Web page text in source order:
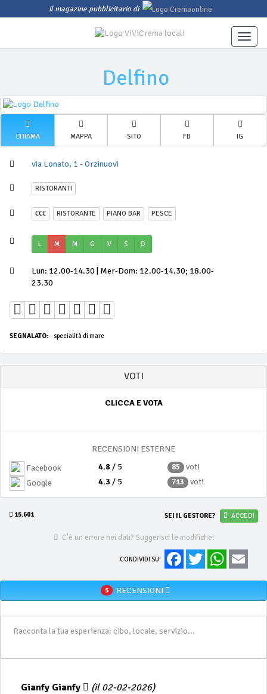
il magazine pubblicitario di
Toggle
Delfino
CHIAMA MAPPA SITO FB IG
via Lonato, 1 - Orzinuovi
RISTORANTI
€€€ RISTORANTE PIANO BAR PESCE
L M M G V S D
Lun: 12.00-14.30 | Mer-Dom: 12.00-14.30; 18.00-
23.30
SEGNALATO: specialità di mare
VOTI
CLICCA E VOTA
RECENSIONI ESTERNE
Facebook
4.8 / 5 85
voti
Google
4.3 / 5 713 voti
15.601 SEI IL GESTORE? ACCEDI
C'è un errore nei dati? Suggerisci le modifiche!
CONDIVIDI SU:
FacebookTwitter WhatsApp
5 RECENSIONI
Gianfy Gianfy (il 02-02-2026)